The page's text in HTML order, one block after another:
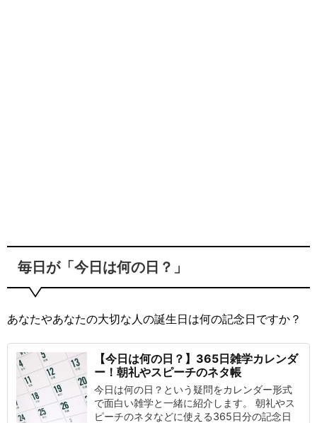
毎日が「今日は何の日？」
あなたやあなたの大切な人の誕生日は何の記念日ですか？
【今日は何の日？】365日雑学カレンダ
ー！朝礼やスピーチのネタ帳
今日は何の日？という疑問をカレンダー形式
で面白い雑学と一緒に紹介します。 朝礼やス
ピーチのネタなどに使える365日分の記念日